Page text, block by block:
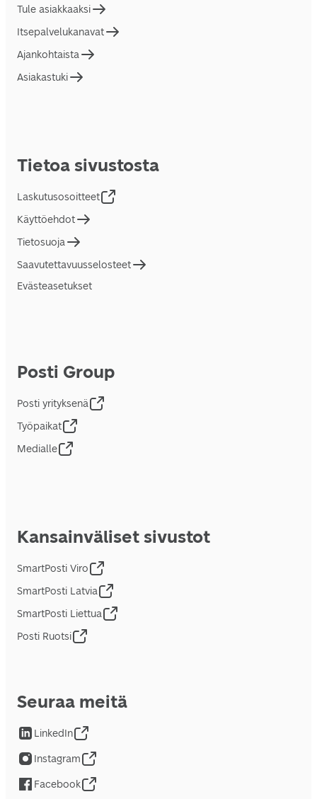
Tule asiakkaaksi
Itsepalvelukanavat
Ajankohtaista
Asiakastuki
Tietoa sivustosta
Laskutusosoitteet
Käyttöehdot
Tietosuoja
Saavutettavuusselosteet
Evästeasetukset
Posti Group
Posti yrityksenä
Työpaikat
Medialle
Kansainväliset sivustot
SmartPosti Viro
SmartPosti Latvia
SmartPosti Liettua
Posti Ruotsi
Seuraa meitä
LinkedIn
Instagram
Facebook